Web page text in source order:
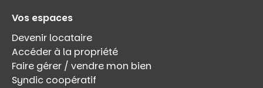
Vos espaces
Devenir locataire
Accéder à la propriété
Faire gérer / vendre mon bien
Syndic coopératif